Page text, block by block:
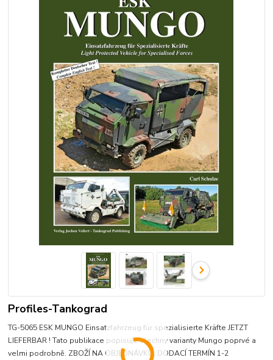
Profiles-Tankograd
TG-5065 ESK MUNGO Einsatzfahrzeug für spezialisierte Kräfte JETZT
LIEFERBAR ! Tato publikace popisuje všechny varianty Mungo poprvé a
velmi podrobně. ZBOŽÍ NA OBJEDNÁVKU. DODACÍ TERMÍN 1-2